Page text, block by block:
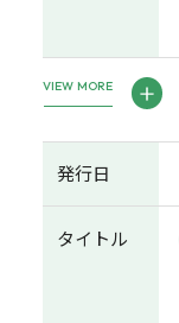
VIEW MORE
発行日
タイトル